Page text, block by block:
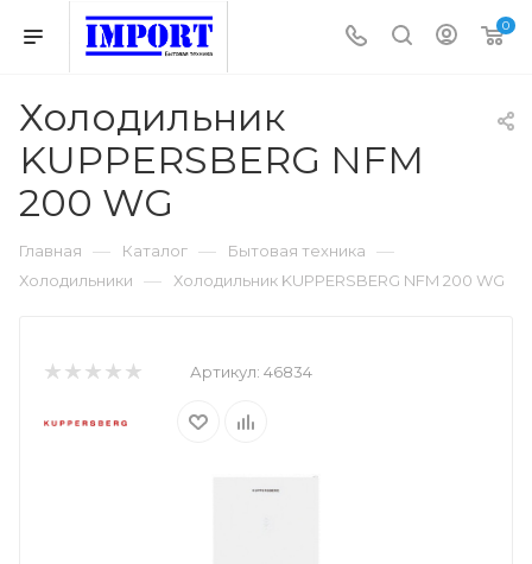
0
Холодильник
KUPPERSBERG NFM
200 WG
Главная — Каталог — Бытовая техника —
Холодильники — Холодильник KUPPERSBERG NFM 200 WG
Артикул: 46834